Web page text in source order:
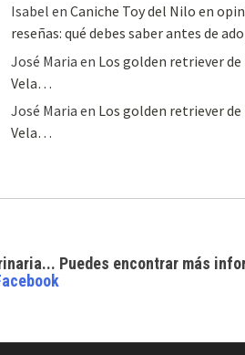
Isabel en Caniche Toy del Nilo en
reseñas: qué debes saber antes de
José Maria en Los golden retriever de
Vela…
José Maria en Los golden retriever de
Vela…
Puedes encontrar más